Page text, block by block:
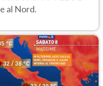
al Nord.